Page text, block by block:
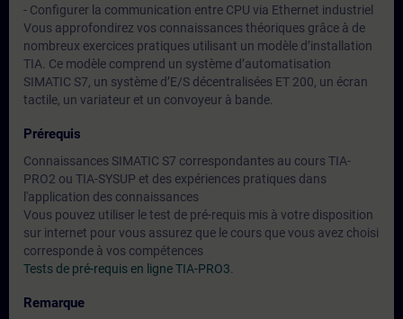
- Configurer la communication entre CPU via Ethernet industriel
Vous approfondirez vos connaissances théoriques grâce à de
nombreux exercices pratiques utilisant un modèle d’installation
TIA. Ce modèle comprend un système d’automatisation
SIMATIC S7, un système d’E/S décentralisées ET 200, un écran
tactile, un variateur et un convoyeur à bande.
Prérequis
Connaissances SIMATIC S7 correspondantes au cours TIA-
PRO2 ou TIA-SYSUP et des expériences pratiques dans
l'application des connaissances
Vous pouvez utiliser le test de pré-requis mis à votre disposition
sur internet pour vous assurez que le cours que vous avez choisi
corresponde à vos compétences
Tests de pré-requis en ligne TIA-PRO3
Remarque